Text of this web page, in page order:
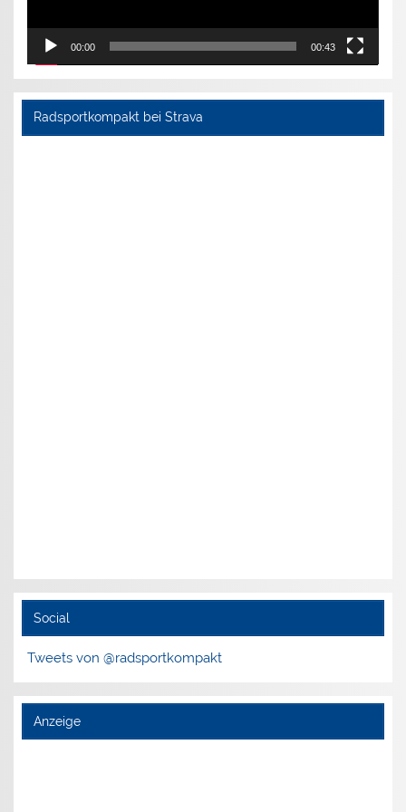
00:00 00:43
Radsportkompakt bei Strava
Social
Tweets von @radsportkompakt
Anzeige